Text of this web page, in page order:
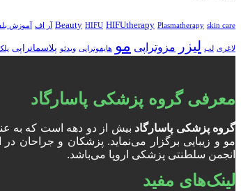
Beauty HIFU HIFUtherapy Plasmatherapy skin care آر اف آموزش
لاغری لب لیزر مزوتراپی مو هایفوتراپی ویدئو پلاسماتراپی
معرفی گروه پزشکی پاسارگاد
گروه پزشکی پاسارگاد بیش از دو دهه است که به
انجمن سلطنتی پزشکی اروپا می‌باشد.
لینک‌های مفید